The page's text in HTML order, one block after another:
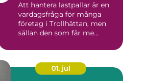
Att hantera lastpallar är en
vardagsfråga för många
företag i Trollhättan, men
sällan den som får me...
01. jul